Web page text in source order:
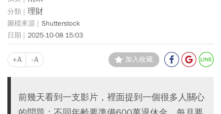
理財
Shutterstock
2025-10-08 15:03
+A -A 加入收藏
前幾天看到一支影片，裡面提到一個很多人關心